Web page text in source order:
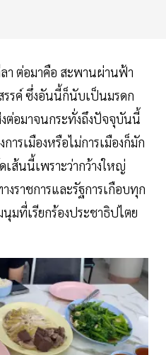
ต่อมาคือ สะพานผ่านฟ้า
รรค์ ซึ่งอันนี้ก็นับเป็นมรดก
ต่อมาจนกระทั่งถึงปัจจุบันนี้
ารเมืองหรือไม่การเมืองก็มัก
ส้นนี้เพราะว่ากว้างใหญ่
ราชการและรัฐการเกือบทุก
มที่เรียกร้องประชาธิปไตย